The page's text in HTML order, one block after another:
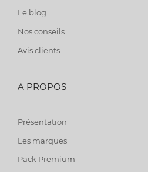
Le blog
Nos conseils
Avis clients
A PROPOS
Présentation
Les marques
Pack Premium